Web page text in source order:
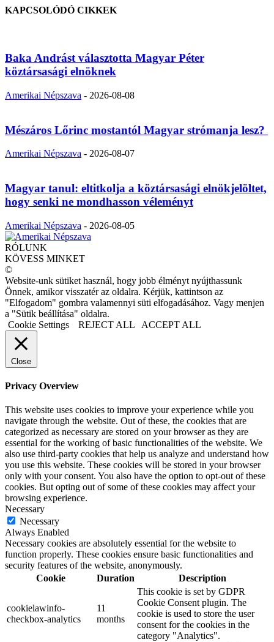
KAPCSOLÓDÓ CIKKEK
Baka Andrást választotta Magyar Péter
köztársasági elnöknek
Amerikai Népszava - 2026-08-08
Mészáros Lőrinc mostantól Magyar strómanja lesz?
Amerikai Népszava - 2026-08-07
Magyar tanul: eltitkolja a köztársasági elnökjelöltet,
hogy senki ne mondhasson véleményt
Amerikai Népszava - 2026-08-05
RÓLUNK
KÖVESS MINKET
©
Website-unk sütiket használ, hogy jobb élményt nyújthassunk
Önnek, amikor visszatér az oldalra. Kérjük, kattintson az
"Elfogadom" gombra valamennyi süti elfogadásához. Vagy menjen
a "Sütik beállítása" oldalra.
Cookie Settings
REJECT ALL ACCEPT ALL
Close
Privacy Overview
This website uses cookies to improve your experience while you
navigate through the website. Out of these, the cookies that are
categorized as necessary are stored on your browser as they are
essential for the working of basic functionalities of the website. We
also use third-party cookies that help us analyze and understand how
you use this website. These cookies will be stored in your browser
only with your consent. You also have the option to opt-out of these
cookies. But opting out of some of these cookies may affect your
browsing experience.
Necessary
Necessary
Always Enabled
Necessary cookies are absolutely essential for the website to
function properly. These cookies ensure basic functionalities and
security features of the website, anonymously.
Cookie
Duration Description
cookielawinfo-
checkbox-analytics
11
months
This cookie is set by GDPR
Cookie Consent plugin. The
cookie is used to store the user
consent for the cookies in the
category "Analytics".